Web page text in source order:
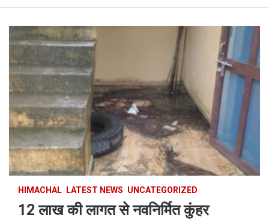
HIMACHAL LATEST NEWS UNCATEGORIZED
12 लाख की लागत से नवनिर्मित कुंहर